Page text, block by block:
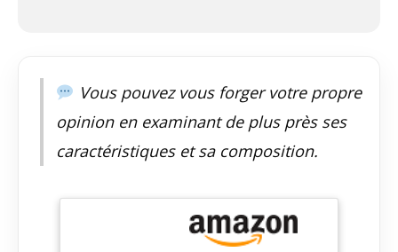
Vous pouvez vous forger votre propre
opinion en examinant de plus près ses
caractéristiques et sa composition.